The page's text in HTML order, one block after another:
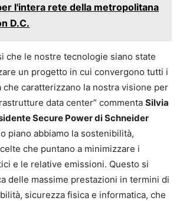
l'intera rete della metropolitana
D.C.
che le nostre tecnologie siano state
un progetto in cui convergono tutti i
che caratterizzano la nostra visione per
data center” commenta Silvia
Secure Power di Schneider
piano abbiamo la sostenibilità,
che puntano a minimizzare i
e le relative emissioni. Questo si
delle massime prestazioni in termini di
sicurezza fisica e informatica, che